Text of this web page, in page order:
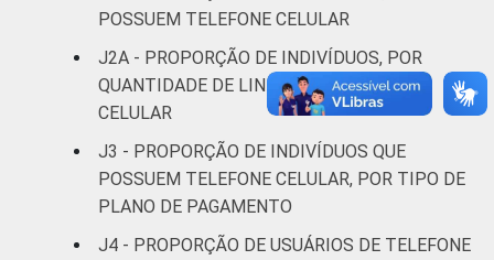
anos
93 7
De 35 a 44
anos
De 45 a 59
POSSUEM TELEFONE CELULAR
J2A - PROPORÇÃO DE INDIVÍDUOS, POR
QUANTIDADE DE LINHAS DE TELEFONE
CELULAR
J3 - PROPORÇÃO DE INDIVÍDUOS QUE
POSSUEM TELEFONE CELULAR, POR TIPO DE
PLANO DE PAGAMENTO
J4 - PROPORÇÃO DE USUÁRIOS DE TELEFONE